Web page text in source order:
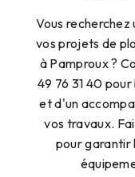
Vous
vos projets de
à Pamproux ?
49 76 31 40
et d'un
vos travaux.
pour garantir